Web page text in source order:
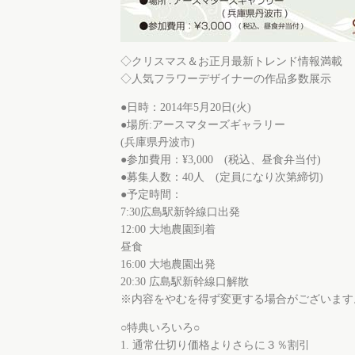
◇クリスマス＆お正月最新トレンド情報満載
◇人気フラワーデザイナーの作品多数展示
●日時：2014年5月20日(火)
●場所:アースマターズギャラリー
(兵庫県丹波市)
●参加費用：¥3,000 (税込、昼食弁当付)
●募集人数：40人 (定員になり次第締切)
●予定時間：
7:30広島駅新幹線口出発
12:00 大地農園到着
昼食
16:00 大地農園出発
20:30 広島駅新幹線口解散
※内容をやむを得ず変更する場合がございま
○特典いろいろ○
1. 通常仕切り価格よりさらに３％割引